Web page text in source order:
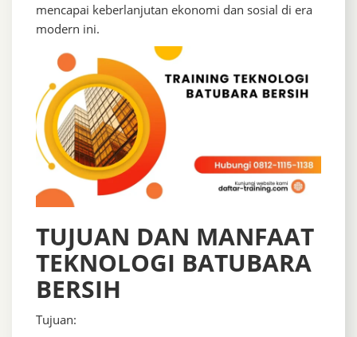
mencapai keberlanjutan ekonomi dan sosial di era
modern ini.
TUJUAN DAN MANFAAT
TEKNOLOGI BATUBARA
BERSIH
Tujuan: